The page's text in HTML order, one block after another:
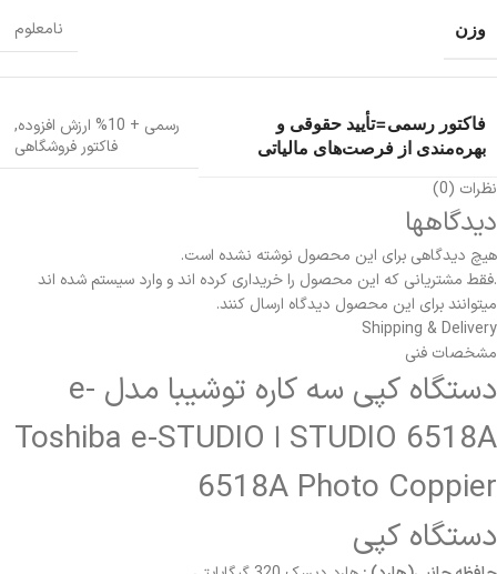
وزن نامعلوم
فاکتور رسمی=تأیید حقوقی و
بهره‌مندی از فرصت‌های مالیاتی
رسمی + 10% ارزش افزوده
,
فاکتور فروشگاهی
نظرات (0)
دیدگاهها
هیچ دیدگاهی برای این محصول نوشته نشده است.
.فقط مشتریانی که این محصول را خریداری کرده اند و وارد سیستم شده اند
میتوانند برای این محصول دیدگاه ارسال کنند.
Shipping & Delivery
مشخصات فنی
دستگاه کپی سه کاره توشیبا مدل e-
STUDIO 6518A ا Toshiba e-STUDIO
6518A Photo Coppier
دستگاه کپی